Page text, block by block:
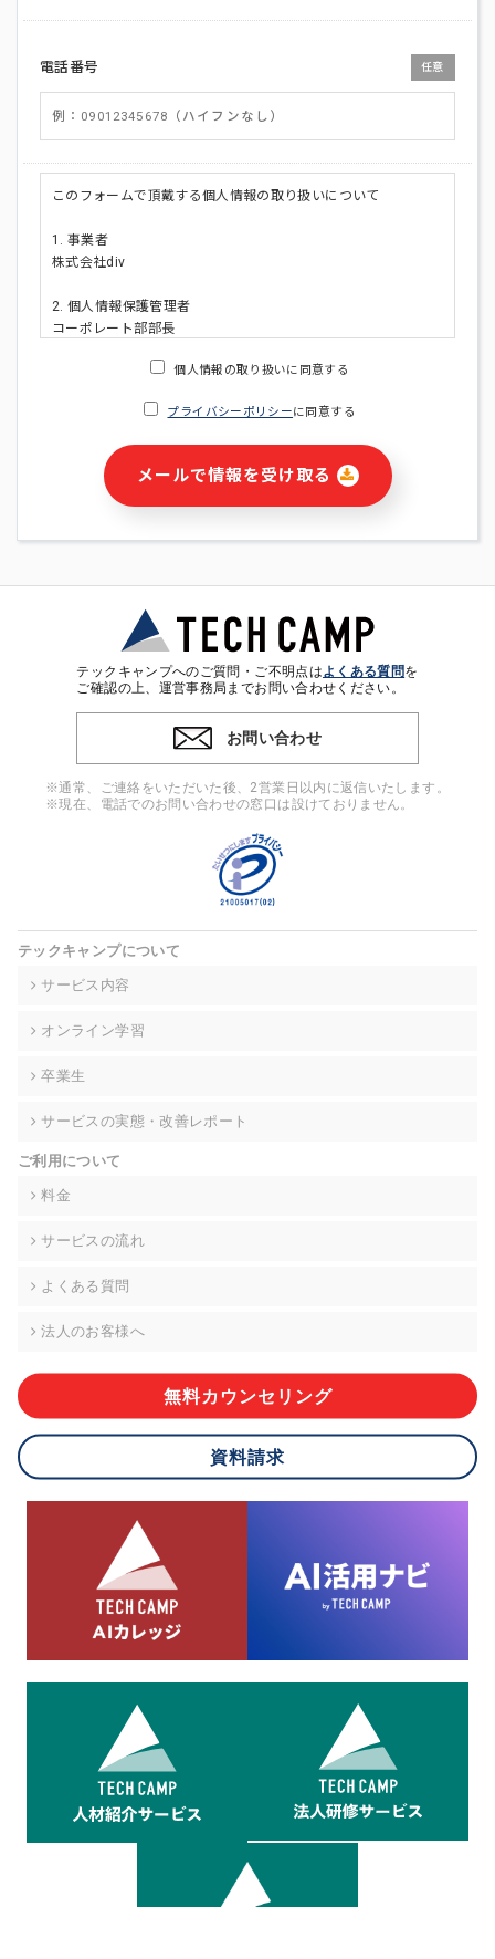
電話番号 任意
このフォームで頂戴する個人情報の取り扱いについて
1. 事業者
株式会社div
2. 個人情報保護管理者
コーポレート部部長
・ご請求された資料の送付のため
・本サービス及び本サービスに関連する情報(当社及び第三者の
サービス又は商品等の広告配信・宣伝を含みますが、それらに
・個人(法人の場合は担当者)を識別できない形式に加工した統
計情報の作成および利用
※上記の利用目的に基づいた本人への連絡及び配信について
4. 個人情報の第三者提供
ンをとるために、氏名等の一部の情報をサービス内で使用する
チャットツールで発信することにより、本サービスの他の利用
者等に提供することがあります。
当社は事業運営上、前項利用目的の範囲に限って個人情報を外
高い委託先を選定し、個人情報の適正管理・機密保持について
個人情報の開示等(利用目的の通知、開示、内容の訂正・追加・
て、下記の当社問合わせ窓口に申し出ることができます。その
的な期間内に対応いたします。ただし、申請が本人確認が不可
により、ご希望に添えない場合があります。 なお、アクセスロ
グなどの個人情報以外の情報については、原則として開示等は
株式会社div 個人情報問合せ窓口
メールアドレス:privacy_policy@di-v.co.jp
ご本人様が当社に個人情報を提供されるかどうかは任意による
応ができない場合があります。
8.cookieにより取得・分析した情報とその利用について
当社は第三者が運営するデータ・マネジメント・プラットフォ
ームからcookieにより収集されたウェブの閲覧機歴及びその分
析結果を取得し、これをお客様の個人データと結びつけた上
で、広告配信等の目的で利用いたします。
個人情報の取り扱いに同意する
プライバシーポリシーに同意する
メールで情報を受け取る
テックキャンプへのご質問・ご不明点はよくある質問を
ご確認の上、運営事務局までお問い合わせください。
お問い合わせ
※通常、ご連絡をいただいた後、2営業日以内に返信いたします。
※現在、電話でのお問い合わせの窓口は設けておりません。
テックキャンプについて
サービス内容
オンライン学習
卒業生
サービスの実態・改善レポート
ご利用について
料金
サービスの流れ
よくある質問
法人のお客様へ
無料カウンセリング
資料請求